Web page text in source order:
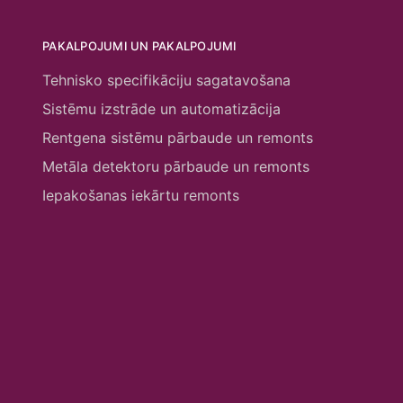
PAKALPOJUMI UN PAKALPOJUMI
Tehnisko specifikāciju sagatavošana
Sistēmu izstrāde un automatizācija
Rentgena sistēmu pārbaude un remonts
Metāla detektoru pārbaude un remonts
Iepakošanas iekārtu remonts